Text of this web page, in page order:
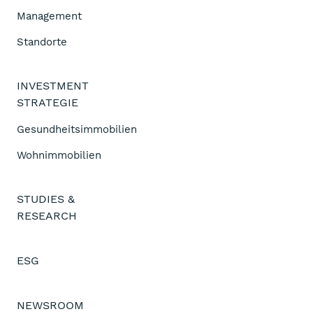
Management
Standorte
INVESTMENT
STRATEGIE
Gesundheitsimmobilien
Wohnimmobilien
STUDIES &
RESEARCH
ESG
NEWSROOM